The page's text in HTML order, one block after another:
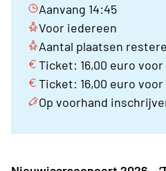
Aanvang 14:45
Voor iedereen
Aantal plaatsen
Ticket: 16,00 euro voor
Ticket: 16,00 euro
Op voorhand